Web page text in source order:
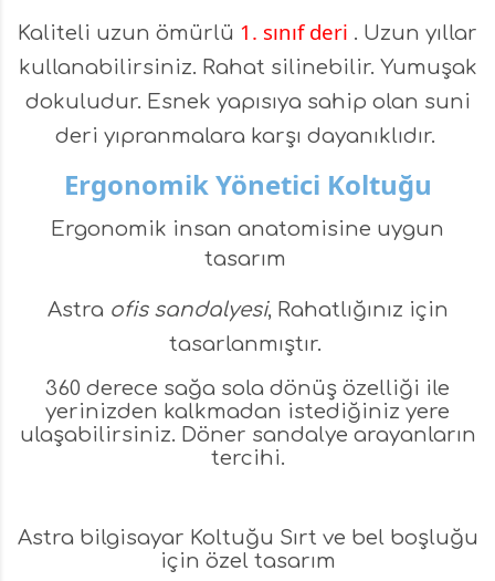
Kaliteli uzun ömürlü 1. sınıf deri . Uzun yıllar
kullanabilirsiniz. Rahat silinebilir. Yumuşak
dokuludur. Esnek yapısıya sahip olan suni
deri yıpranmalara karşı dayanıklıdır.
Ergonomik Yönetici Koltuğu
Ergonomik insan anatomisine uygun
tasarım
Astra ofis sandalyesi, Rahatlığınız için
tasarlanmıştır.
360 derece sağa sola dönüş özelliği ile
yerinizden kalkmadan istediğiniz yere
ulaşabilirsiniz. Döner sandalye arayanların
tercihi.
Astra bilgisayar Koltuğu Sırt ve bel boşluğu
için özel tasarım